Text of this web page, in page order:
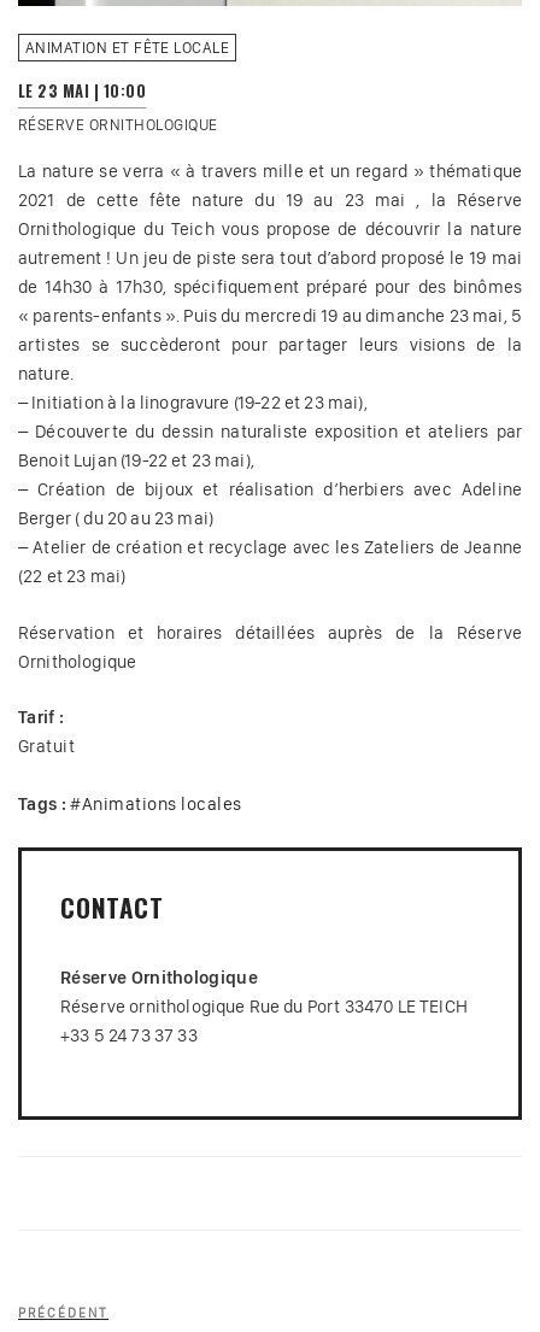
ANIMATION ET FÊTE LOCALE
LE 23 MAI | 10:00
RÉSERVE ORNITHOLOGIQUE
La nature se verra « à travers mille et un regard » thématique
2021 de cette fête nature du 19 au 23 mai , la Réserve
Ornithologique du Teich vous propose de découvrir la nature
autrement ! Un jeu de piste sera tout d’abord proposé le 19 mai
de 14h30 à 17h30, spécifiquement préparé pour des binômes
« parents-enfants ». Puis du mercredi 19 au dimanche 23 mai, 5
artistes se succèderont pour partager leurs visions de la
nature.
– Initiation à la linogravure (19-22 et 23 mai),
– Découverte du dessin naturaliste exposition et ateliers par
Benoit Lujan (19-22 et 23 mai),
– Création de bijoux et réalisation d’herbiers avec Adeline
Berger ( du 20 au 23 mai)
– Atelier de création et recyclage avec les Zateliers de Jeanne
(22 et 23 mai)
Réservation et horaires détaillées auprès de la Réserve
Ornithologique
Tarif :
Gratuit
Tags : #Animations locales
CONTACT
Réserve Ornithologique
Réserve ornithologique Rue du Port 33470 LE TEICH
+33 5 24 73 37 33
Navigation
Article
PRÉCÉDENT